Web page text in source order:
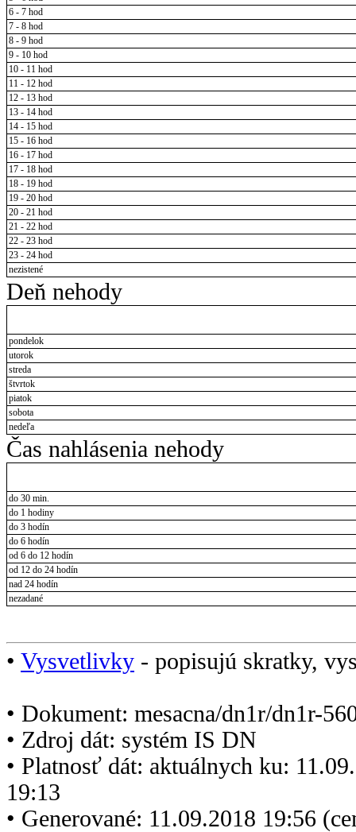
6 - 7 hod
7 - 8 hod
8 - 9 hod
9 - 10 hod
10 - 11 hod
11 - 12 hod
12 - 13 hod
13 - 14 hod
14 - 15 hod
15 - 16 hod
16 - 17 hod
17 - 18 hod
18 - 19 hod
19 - 20 hod
20 - 21 hod
21 - 22 hod
22 - 23 hod
23 - 24 hod
nezistené
Deň nehody
pondelok
utorok
streda
štvrtok
piatok
sobota
nedeľa
Čas nahlásenia nehody
do 30 min.
do 1 hodiny
do 3 hodín
do 6 hodín
od 6 do 12 hodín
od 12 do 24 hodín
nad 24 hodín
nezadané
• Vysvetlivky - popisujú skratky,
• Dokument: mesacna/dn1r/dn1r-
• Zdroj dát: systém IS DN
• Platnosť dát: aktuálnych ku:
19:13
• Generované: 11.09.2018 19:56